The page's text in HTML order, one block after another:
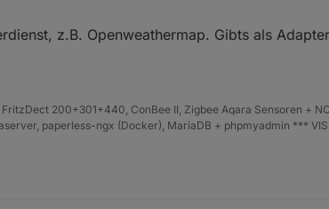
API für die Berechnung?
z.B. Openweathermap. Gibts als
FritzDect 200+301+440, ConBee II, Zigbee Aqara Sensoren +
paperless-ngx (Docker), MariaDB + phpmyadmin ***